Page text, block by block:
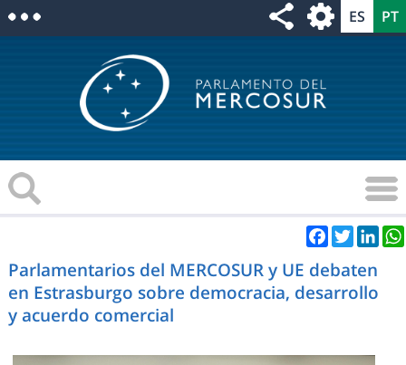
Facebook
Twitter
Parlamentarios del MERCOSUR y UE debaten
en Estrasburgo sobre democracia, desarrollo
y acuerdo comercial